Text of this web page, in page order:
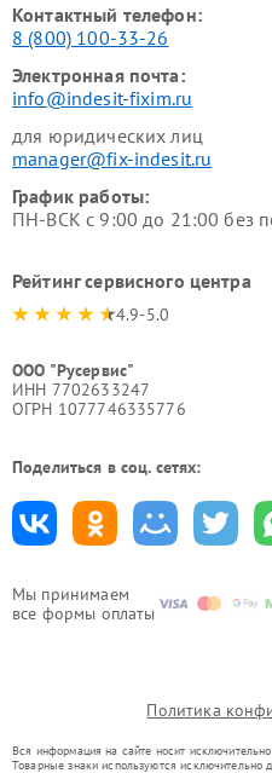
Мы принимаем
все формы оплаты
Контактный телефон:
8 (800) 100-33-26
Электронная почта:
info@indesit-fixim.ru
для юридических лиц
manager@fix-indesit.ru
График работы:
ПН-ВСК с 9:00 до 21:00 без
Рейтинг сервисного центра
4.9-5.0
ООО "Русервис"
ИНН 7702633247
ОГРН 1077746335776
Поделиться в соц. сетях:
Политика
Вся информация на сайте носит
Товарные знаки используются исключительно